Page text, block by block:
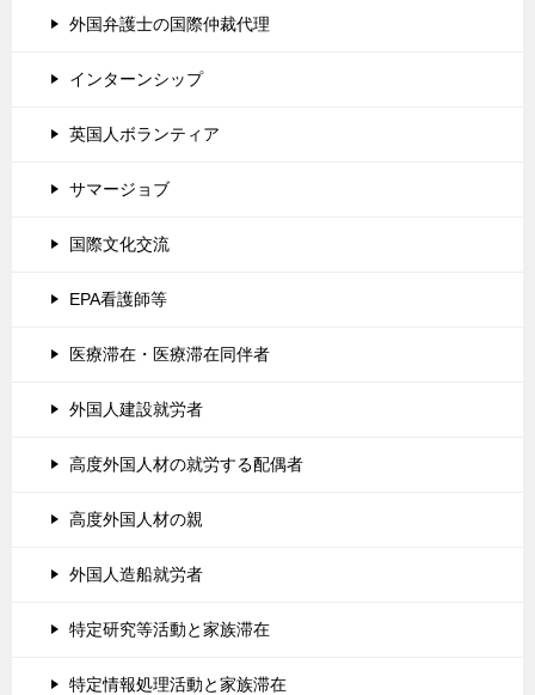
外国弁護士の国際仲裁代理
インターンシップ
英国人ボランティア
サマージョブ
国際文化交流
EPA看護師等
医療滞在・医療滞在同伴者
外国人建設就労者
高度外国人材の就労する配偶者
高度外国人材の親
外国人造船就労者
特定研究等活動と家族滞在
特定情報処理活動と家族滞在